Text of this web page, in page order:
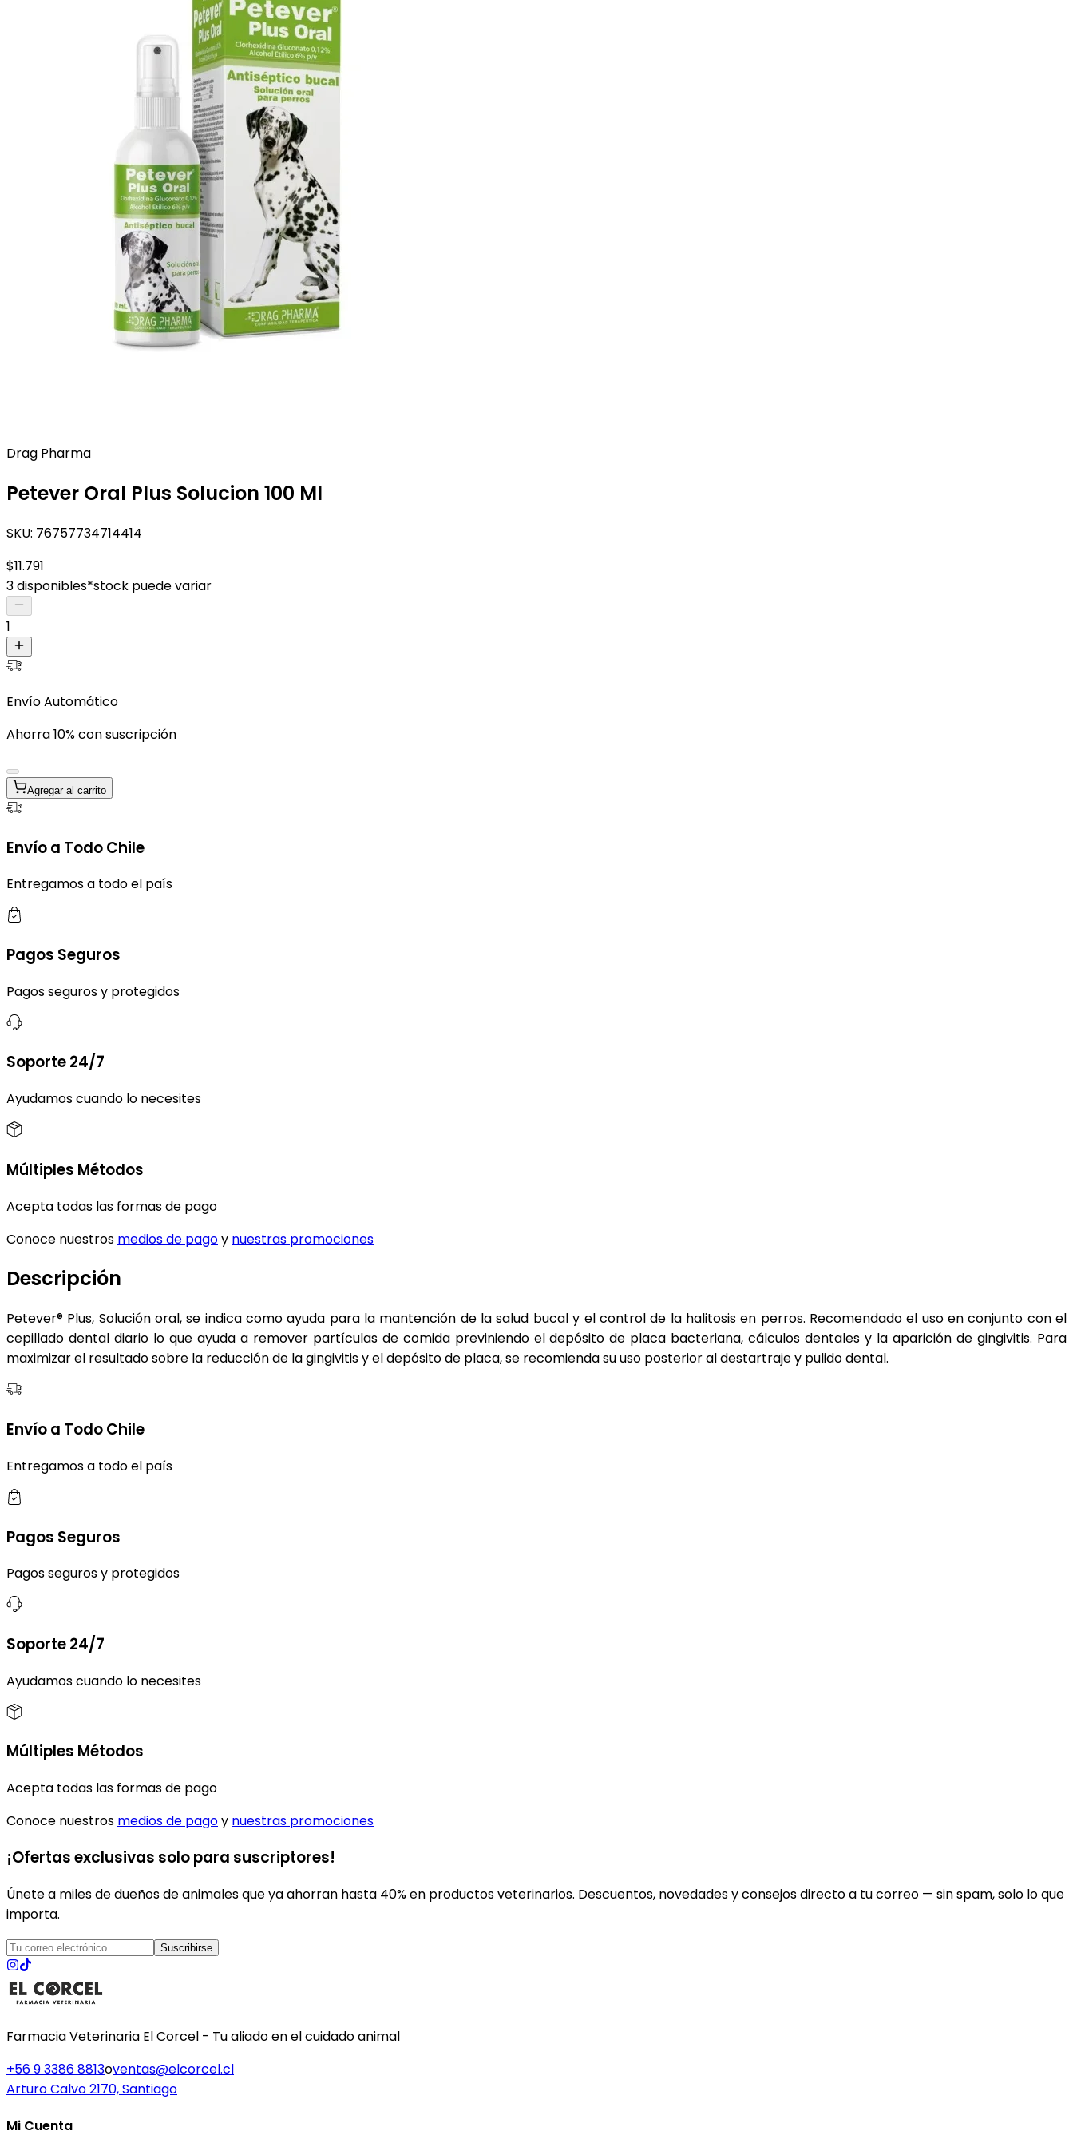
Drag Pharma
Petever Oral Plus Solucion 100 Ml
SKU: 76757734714414
$11.791
3 disponibles*stock puede variar
1
Envío Automático
Ahorra 10% con suscripción
Agregar al carrito
Envío a Todo Chile
Entregamos a todo el país
Pagos Seguros
Pagos seguros y protegidos
Soporte 24/7
Ayudamos cuando lo necesites
Múltiples Métodos
Acepta todas las formas de pago
Conoce nuestros medios de pagoy nuestras promociones
Descripción
Petever® Plus, Solución oral, se indica como ayuda para la mantención de la salud bucal y el control de la halitosis en perros. Recomendado el uso en conjunto con el
cepillado dental diario lo que ayuda a remover partículas de comida previniendo el depósito de placa bacteriana, cálculos dentales y la aparición de gingivitis. Para
maximizar el resultado sobre la reducción de la gingivitis y el depósito de placa, se recomienda su uso posterior al destartraje y pulido dental.
Envío a Todo Chile
Entregamos a todo el país
Pagos Seguros
Pagos seguros y protegidos
Soporte 24/7
Ayudamos cuando lo necesites
Múltiples Métodos
Acepta todas las formas de pago
Conoce nuestros medios de pagoy nuestras promociones
¡Ofertas exclusivas solo para suscriptores!
Únete a miles de dueños de animales que ya ahorran hasta 40% en productos veterinarios. Descuentos, novedades y consejos directo a tu correo — sin spam, solo lo que
importa.
Suscribirse
Farmacia Veterinaria El Corcel - Tu aliado en el cuidado animal
+56 9 3386 8813oventas@elcorcel.cl
Arturo Calvo 2170, Santiago
Mi Cuenta